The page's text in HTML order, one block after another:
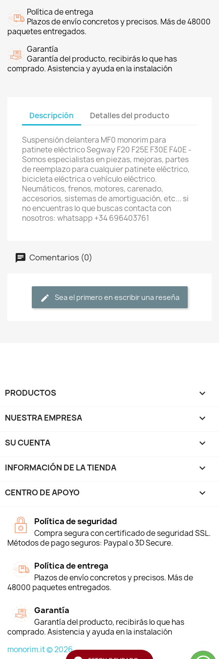
Política de entrega
Plazos de envío concretos y precisos. Más de 48000
paquetes entregados.
Garantía
Garantía del producto, recibirás lo que has
comprado. Asistencia y ayuda en la instalación
Descripción Detalles del producto
Suspensión delantera MF0 monorim para
patinete eléctrico Segway F20 F25E F30E F40E -
Somos especialistas en piezas, mejoras, partes
de reemplazo para cualquier patinete eléctrico,
bicicleta eléctrica o vehículo eléctrico.
Neumáticos, frenos, motores, carenado,
accesorios, sistemas de amortiguación, etc... si
no encuentras lo que buscas contacta con
nosotros: whatsapp +34 696403761
Comentarios (0)
Sea el primero en escribir una reseña
PRODUCTOS 
NUESTRA EMPRESA 
SU CUENTA 
INFORMACIÓN DE LA TIENDA keyboard_arrow_down
CENTRO DE APOYO 
Política de seguridad
Compra segura con certificado de seguridad SSL.
Métodos de pago seguros: Paypal o 3D Secure.
Política de entrega
Plazos de envío concretos y precisos. Más de
48000 paquetes entregados.
Garantía
Garantía del producto, recibirás lo que has
comprado. Asistencia y ayuda en la instalación
monorim.it © 2026